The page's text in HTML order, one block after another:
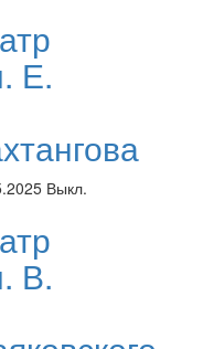
Е.
Выкл.
В.